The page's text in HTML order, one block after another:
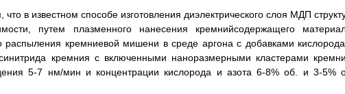
в известном способе изготовления диэлектрического слоя МДП
путем плазменного нанесения кремнийсодержащего
распыления кремниевой мишени в среде аргона с добавками
кремния с включенными наноразмерными кластерами
5-7 нм/мин и концентрации кислорода и азота 6-8% об. и 3-5%